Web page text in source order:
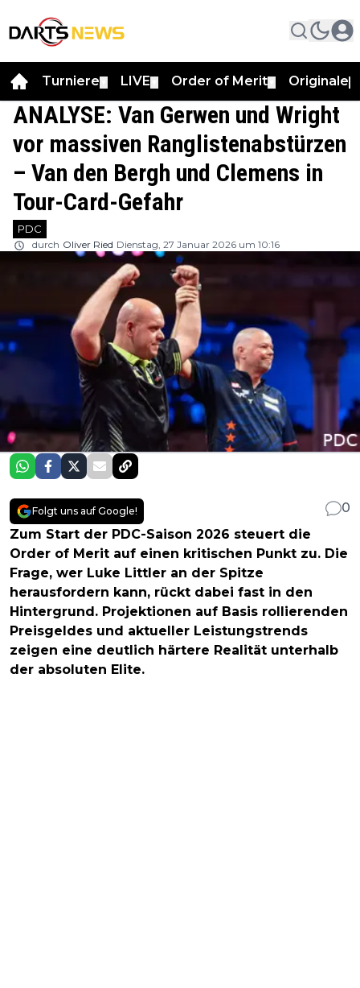
Turniere LIVE Order of Merit Originale
ANALYSE: Van Gerwen und Wright
vor massiven Ranglistenabstürzen
– Van den Bergh und Clemens in
Tour-Card-Gefahr
PDC
durch Oliver Ried Dienstag, 27 Januar 2026 um 10:16
Folgt uns auf Google!
0
Zum Start der PDC-Saison 2026 steuert die
Order of Merit auf einen kritischen Punkt zu. Die
Frage, wer Luke Littler an der Spitze
herausfordern kann, rückt dabei fast in den
Hintergrund. Projektionen auf Basis rollierenden
Preisgeldes und aktueller Leistungstrends
zeigen eine deutlich härtere Realität unterhalb
der absoluten Elite.